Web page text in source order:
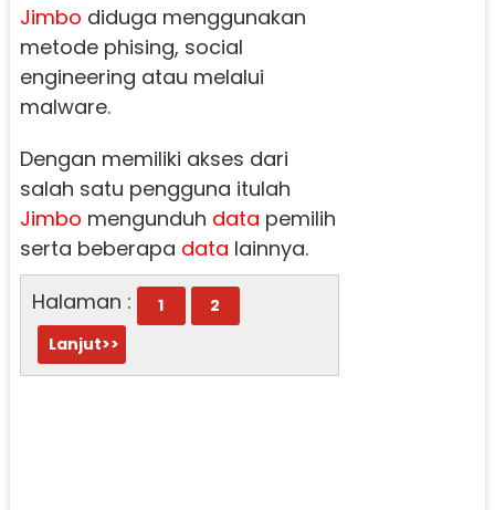
Jimbo diduga menggunakan
metode phising, social
engineering atau melalui
malware.
Dengan memiliki akses dari
salah satu pengguna itulah
Jimbo mengunduh data pemilih
serta beberapa data lainnya.
Halaman :
1
2
Lanjut>>